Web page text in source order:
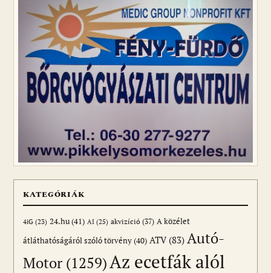
KATEGÓRIÁK
4iG (23) 24.hu(41) AI (25) akvizíció (37) A közélet
átláthatóságáról szóló törvény(40) ATV(83) Autó-
Motor (1259)Az ecetfák alól